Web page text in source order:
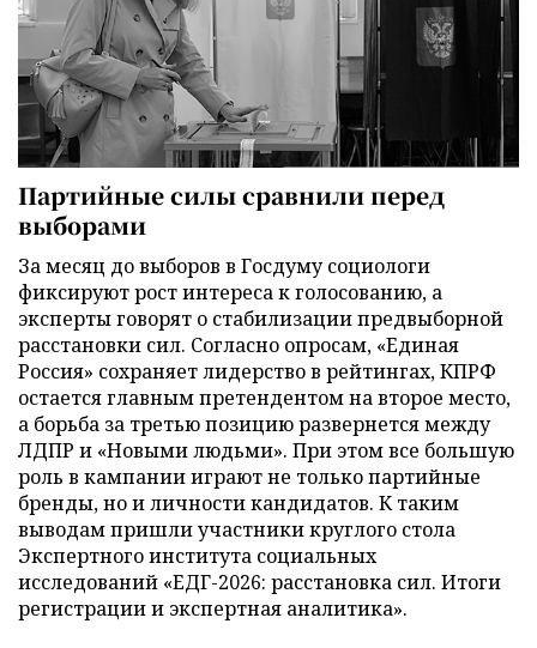
Партийные силы сравнили перед
выборами
За месяц до выборов в Госдуму социологи
фиксируют рост интереса к голосованию, а
эксперты говорят о стабилизации предвыборной
расстановки сил. Согласно опросам, «Единая
Россия» сохраняет лидерство в рейтингах, КПРФ
остается главным претендентом на второе место,
а борьба за третью позицию развернется между
ЛДПР и «Новыми людьми». При этом все большую
роль в кампании играют не только партийные
бренды, но и личности кандидатов. К таким
выводам пришли участники круглого стола
Экспертного института социальных
исследований «ЕДГ-2026: расстановка сил. Итоги
регистрации и экспертная аналитика».